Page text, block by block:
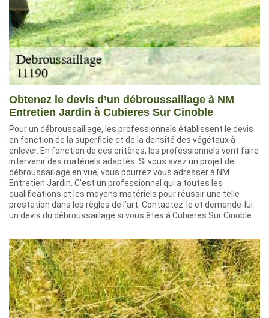
Obtenez le devis d’un débroussaillage à NM
Entretien Jardin à Cubieres Sur Cinoble
Pour un débroussaillage, les professionnels établissent le devis
en fonction de la superficie et de la densité des végétaux à
enlever. En fonction de ces critères, les professionnels vont faire
intervenir des matériels adaptés. Si vous avez un projet de
débroussaillage en vue, vous pourrez vous adresser à NM
Entretien Jardin. C’est un professionnel qui a toutes les
qualifications et les moyens matériels pour réussir une telle
prestation dans les règles de l’art. Contactez-le et demande-lui
un devis du débroussaillage si vous êtes à Cubieres Sur Cinoble.